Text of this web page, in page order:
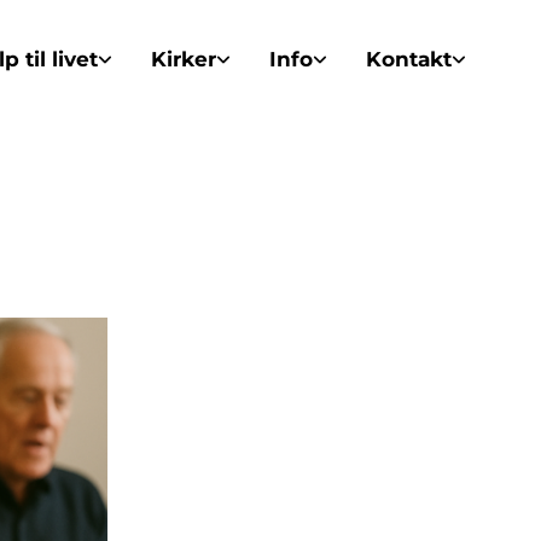
til livet Kirker Info Kontakt